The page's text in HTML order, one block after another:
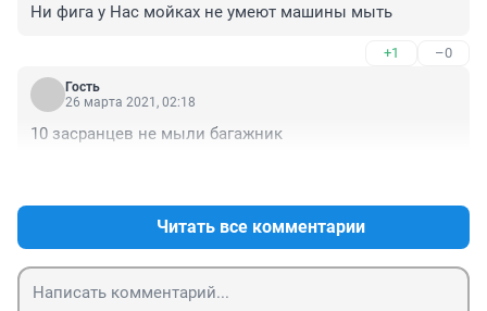
Ни фига у Нас мойках не умеют машины мыть
+1 –0
Гость
26 марта 2021, 02:18
10 засранцев не мыли багажник
Читать все комментарии